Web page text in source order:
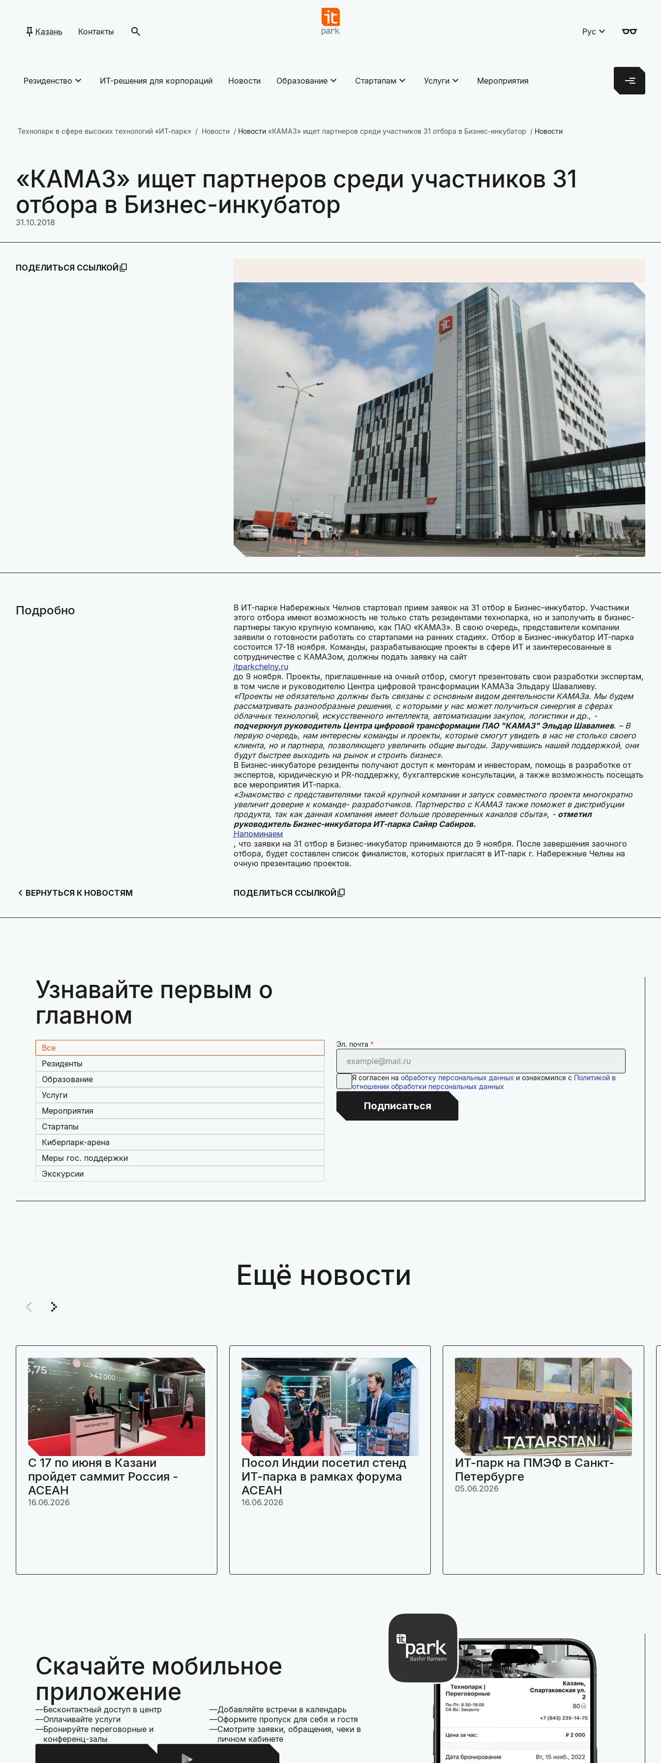
Казань Контакты Рус
Резиденство ИТ-решения для корпораций Новости Образование Стартапам Услуги Мероприятия
Технопарк в сфере высоких технологий «ИТ-парк» Новости Новости «КАМАЗ» ищет партнеров среди участников 31 отбора в Бизнес-инкубатор Новости
«КАМАЗ» ищет партнеров среди участников 31
отбора в Бизнес-инкубатор
31.10.2018
ПОДЕЛИТЬСЯ ССЫЛКОЙ
Подробно
В ИТ-парке Набережных Челнов стартовал прием заявок на 31 отбор в Бизнес–инкубатор. Участники
этого отбора имеют возможность не только стать резидентами технопарка, но и заполучить в бизнес-
партнеры такую крупную компанию, как ПАО «КАМАЗ». В свою очередь, представители компании
заявили о готовности работать со стартапами на ранних стадиях. Отбор в Бизнес-инкубатор ИТ-парка
состоится 17-18 ноября. Команды, разрабатывающие проекты в сфере ИТ и заинтересованные в
сотрудничестве с КАМАЗом, должны подать заявку на сайт
itparkchelny.ru
до 9 ноября. Проекты, приглашенные на очный отбор, смогут презентовать свои разработки экспертам,
в том числе и руководителю Центра цифровой трансформации КАМАЗа Эльдару Шавалиеву.
«Проекты не обязательно должны быть связаны с основным видом деятельности КАМАЗа. Мы будем
рассматривать разнообразные решения, с которыми у нас может получиться синергия в сферах
облачных технологий, искусственного интеллекта, автоматизации закупок, логистики и др., -
подчеркнул руководитель Центра цифровой трансформации ПАО "КАМАЗ" Эльдар Шавалиев. – В
первую очередь, нам интересны команды и проекты, которые смогут увидеть в нас не столько своего
клиента, но и партнера, позволяющего увеличить общие выгоды. Заручившись нашей поддержкой, они
будут быстрее выходить на рынок и строить бизнес».
В Бизнес-инкубаторе резиденты получают доступ к менторам и инвесторам, помощь в разработке от
экспертов, юридическую и PR-поддержку, бухгалтерские консультации, а также возможность посещать
все мероприятия ИТ-парка.
«Знакомство с представителями такой крупной компании и запуск совместного проекта многократно
увеличит доверие к команде- разработчиков. Партнерство с КАМАЗ также поможет в дистрибуции
продукта, так как данная компания имеет больше проверенных каналов сбыта», - отметил
руководитель Бизнес-инкубатора ИТ-парка Сайяр Сабиров.
Напоминаем
, что заявки на 31 отбор в Бизнес-инкубатор принимаются до 9 ноября. После завершения заочного
отбора, будет составлен список финалистов, которых пригласят в ИТ-парк г. Набережные Челны на
очную презентацию проектов.
ВЕРНУТЬСЯ К НОВОСТЯМ ПОДЕЛИТЬСЯ ССЫЛКОЙ
Узнавайте первым о
главном
Все
Резиденты
Образование
Услуги
Мероприятия
Стартапы
Киберпарк-арена
Меры гос. поддержки
Экскурсии
Эл. почта
Я согласен на обработку персональных данных и ознакомился с Политикой в
отношении обработки персональных данных
Подписаться
Ещё новости
C 17 по июня в Казани
пройдет саммит Россия -
АСЕАН
16.06.2026
Посол Индии посетил стенд
ИТ-парка в рамках форума
АСЕАН
16.06.2026
ИТ-парк на ПМЭФ в Санкт-
Петербурге
05.06.2026
Скачайте мобильное
приложение
Бесконтактный доступ в центр
Оплачивайте услуги
Бронируйте переговорные и
конференц-залы
Добавляйте встречи в календарь
Оформите пропуск для себя и гостя
Смотрите заявки, обращения, чеки в
личном кабинете